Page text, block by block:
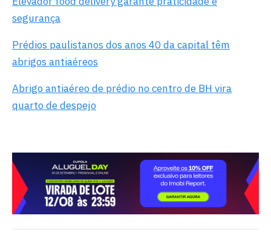
segurança
Prédios paulistanos dos anos 40 da capital têm
abrigos antiaéreos
Abrigo antiaéreo de prédio no centro de BH vira
quarto de despejo